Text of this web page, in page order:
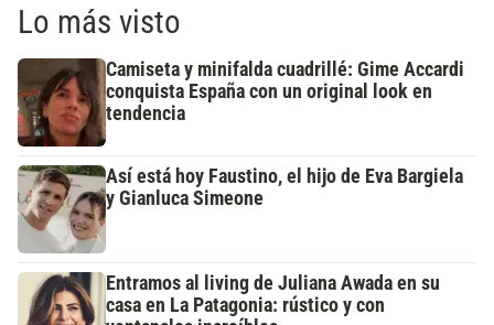
Lo más visto
Camiseta y minifalda cuadrillé: Gime Accardi
conquista España con un original look en
tendencia
Así está hoy Faustino, el hijo de Eva Bargiela
y Gianluca Simeone
Entramos al living de Juliana Awada en su
casa en La Patagonia: rústico y con